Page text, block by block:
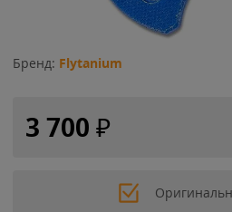
Бренд: Flytanium
3 700 ₽